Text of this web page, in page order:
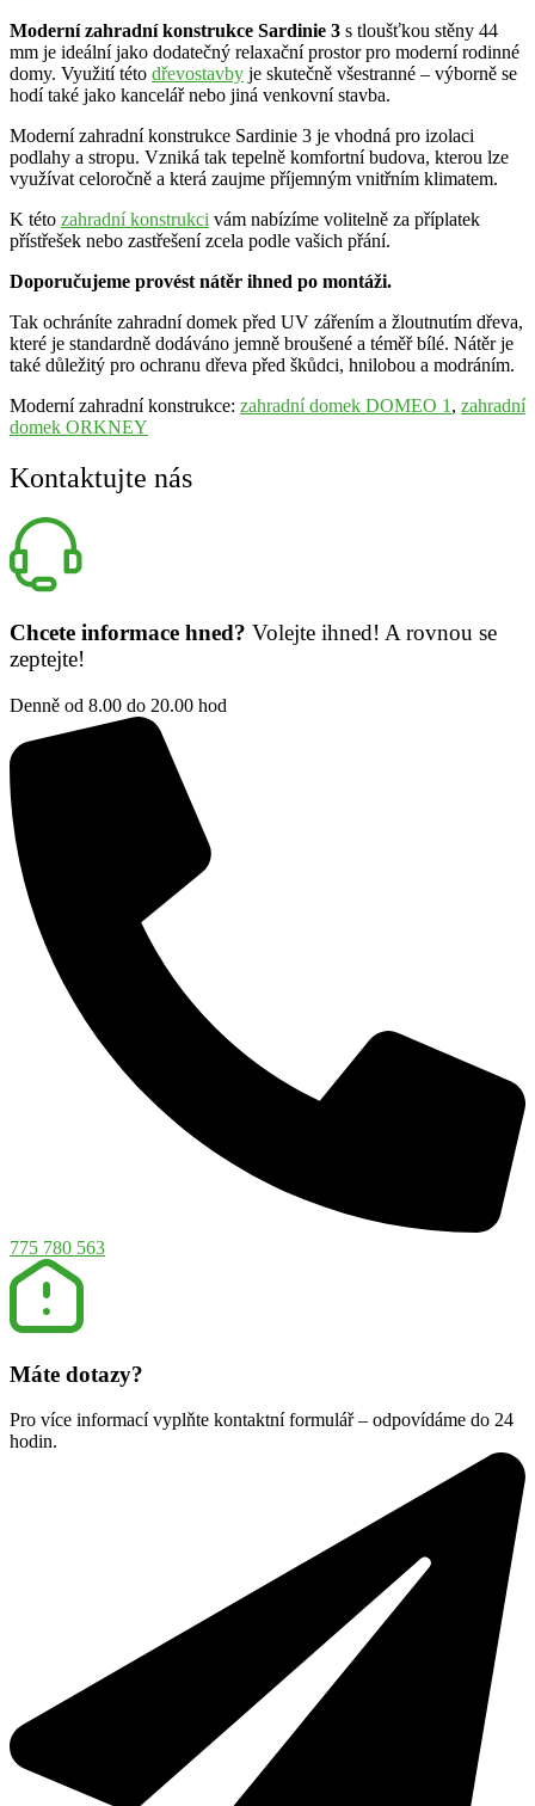
Moderní zahradní konstrukce Sardinie 3 s tloušťkou stěny 44
mm je ideální jako dodatečný relaxační prostor pro moderní rodinné
domy. Využití této dřevostavby je skutečně všestranné – výborně se
hodí také jako kancelář nebo jiná venkovní stavba.
Moderní zahradní konstrukce Sardinie 3 je vhodná pro izolaci
podlahy a stropu. Vzniká tak tepelně komfortní budova, kterou lze
využívat celoročně a která zaujme příjemným vnitřním klimatem.
K této zahradní konstrukci vám nabízíme volitelně za příplatek
přístřešek nebo zastřešení zcela podle vašich přání.
Doporučujeme provést nátěr ihned po montáži.
Tak ochráníte zahradní domek před UV zářením a žloutnutím dřeva,
které je standardně dodáváno jemně broušené a téměř bílé. Nátěr je
také důležitý pro ochranu dřeva před škůdci, hnilobou a modráním.
Moderní zahradní konstrukce: zahradní domek DOMEO 1 , zahradní
domek ORKNEY
Kontaktujte nás
Chcete informace hned? Volejte ihned! A rovnou se
zeptejte!
Denně od 8.00 do 20.00 hod
775 780 563
Máte dotazy?
Pro více informací vyplňte kontaktní formulář – odpovídáme do 24
hodin.